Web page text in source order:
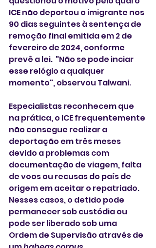
ICE não deportou o imigrante nos
90 dias seguintes à sentença de
remoção final emitida em 2 de
fevereiro de 2024, conforme
prevê a lei.  "Não se pode inciar
esse relógio a qualquer
momento", observou Talwani.
Especialistas reconhecem que
na prática, o ICE frequentemente
não consegue realizar a
deportação em três meses
devido a problemas com
documentação de viagem, falta
de voos ou recusas do país de
origem em aceitar o repatriado.
Nesses casos, o detido pode
permanecer sob custódia ou
pode ser liberado sob uma
Ordem de Supervisão através de